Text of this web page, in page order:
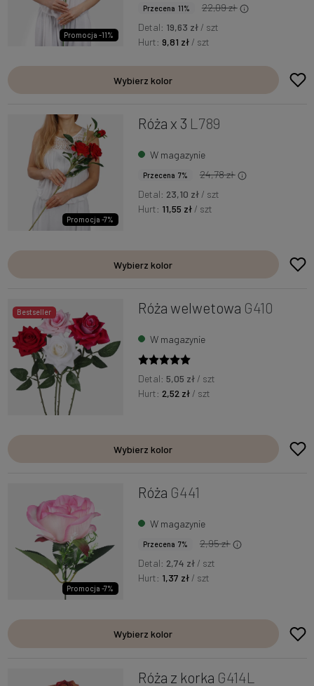
Promocja -11%
Przecena 11%
22,09 zł
Detal: 19,63 zł / szt
Hurt:9,81 zł / szt
Wybierz kolor
Promocja -7%
Róża x 3 L789
W magazynie
Przecena 7%
24,78 zł
Detal: 23,10 zł / szt
Hurt: 11,55 zł / szt
Wybierz kolor
Bestseller Róża welwetowa G410
W magazynie
Detal: 5,05 zł / szt
Hurt:2,52 zł / szt
Wybierz kolor
Promocja -7%
Róża G441
W magazynie
Przecena 7%
2,95 zł
Detal: 2,74 zł / szt
Hurt: 1,37 zł / szt
Wybierz kolor
Róża z korka G414L